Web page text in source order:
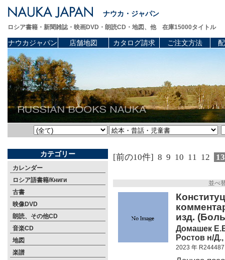
ナウカ・ジャパン
ロシア書籍・新聞雑誌・映画DVD・朗読CD・地図、他 在庫15000タイトル
ナウカジャパン 店舗地図 カタログ請求 ご注文方法
カテゴリー
カレンダー
ロシア語書籍/Книги
古書
映像DVD
朗読、その他CD
音楽CD
地図
楽譜
[前の10件] 8 9 10 11 12
並べ
изд.
Домашек
Ростов н/
2023 年 R244487